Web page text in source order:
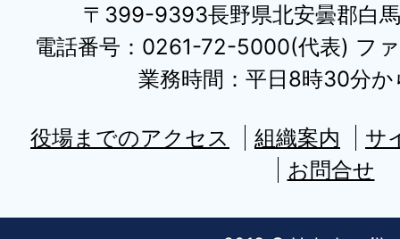
〒399-9393長野県北安曇郡白
電話番号：0261-72-5000(代表) フ
業務時間：平日8時30分か
役場までのアクセス 組織案内
サ
お問合せ